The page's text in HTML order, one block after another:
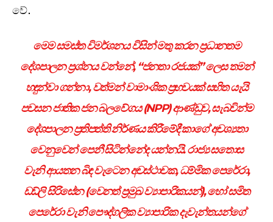
වේ.
මෙම සමස්ත විමර්ශනය විසින් මතු කරන ප්‍රධානතම
දේශපාලන ප්‍රශ්නය වන්නේ, “ජනතා රජයක්” ලෙස තමන්
හඳුන්වා ගන්නා, වත්මන් වාමාංශික ප්‍රභවයක් සහිත යැයි
පවසන ජාතික ජන බලවේගය (NPP) ආණ්ඩුව, සැබවින්ම
දේශපාලන ප්‍රතිපත්ති නිර්ණය කිරීමේදී කාගේ අවශ්‍යතා
වෙනුවෙන් පෙනී සිටින්නේද යන්නයි. රාජ්‍ය සතොස
වැනි ආයතන බිඳ වැටෙන අවස්ථාවක, ධම්මික පෙරේරා,
ඩඩ්ලි සිරිසේන (වෙනත් ප්‍රමුඛ ව්‍යාපාරිකයන්), හෝ සමිත
පෙරේරා වැනි පෞද්ගලික ව්‍යාපාරික දැවැන්තයන්ගේ